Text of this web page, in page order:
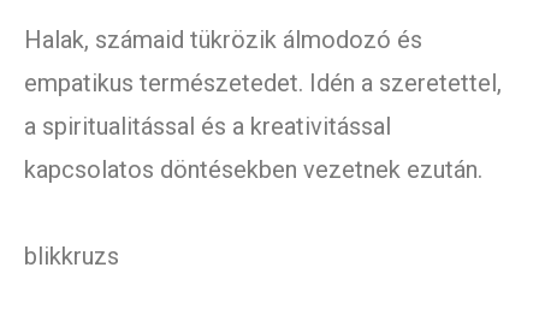
Halak, számaid tükrözik álmodozó és
empatikus természetedet. Idén a szeretettel,
a spiritualitással és a kreativitással
kapcsolatos döntésekben vezetnek ezután.
blikkruzs